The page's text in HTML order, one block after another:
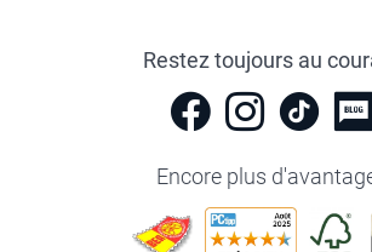
Restez toujours au
Encore plus